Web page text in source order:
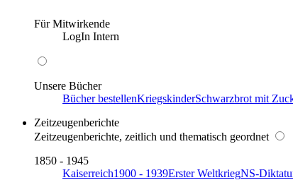
Für Mitwirkende
LogIn Intern
Unsere Bücher
Bücher bestellenKriegskinderSchwarzbrot mit
Zeitzeugenberichte
Zeitzeugenberichte, zeitlich und thematisch geordnet
1850 - 1945
Kaiserreich1900 - 1939Erster WeltkriegNS-